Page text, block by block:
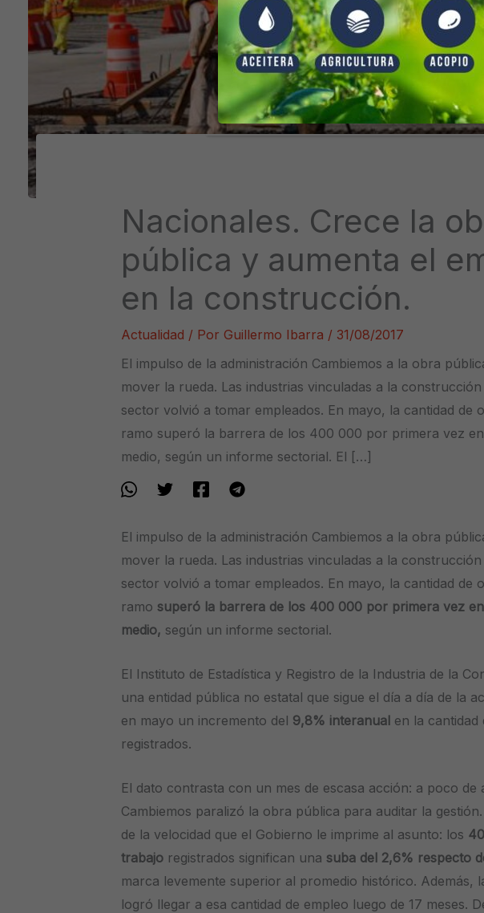
Nacionales. Crece la
pública y aumenta el
en la construcción.
Actualidad / Por Guillermo Ibarra / 31/08/2017
El impulso de la administración Cambiemos a la obra
mover la rueda. Las industrias vinculadas a la
sector volvió a tomar empleados. En mayo, la cantidad de
ramo superó la barrera de los 400 000 por primera vez
medio, según un informe sectorial. El […]
El impulso de la administración Cambiemos a la obra
mover la rueda. Las industrias vinculadas a la
sector volvió a tomar empleados. En mayo, la cantidad de
ramosuperó la barrera de los 400 000 por primera vez
medio, según un informe sectorial.
El Instituto de Estadística y Registro de la Industria de la
una entidad pública no estatal que sigue el día a día de la
en mayo un incremento del 9,8% interanual en la cantidad
registrados.
El dato contrasta con un mes de escasa acción: a poco de
Cambiemos paralizó la obra pública para auditar la
de la velocidad que el Gobierno le imprime al asunto: los
trabajo registrados significan unasuba del 2,6% respecto
marca levemente superior al promedio histórico. Además,
logró llegar a esa cantidad de empleo luego de 17 meses.